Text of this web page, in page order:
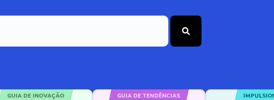
GUIA DE INOVAÇÃO GUIA DE TENDÊNCIAS